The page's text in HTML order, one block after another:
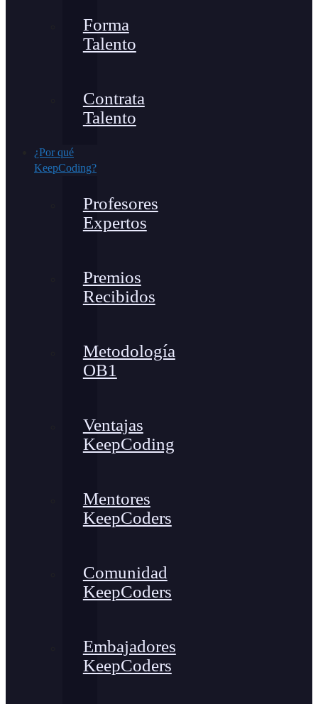
Forma
Talento
Contrata
Talento
¿Por qué
KeepCoding?
Profesores
Expertos
Premios
Recibidos
Metodología
OB1
Ventajas
KeepCoding
Mentores
KeepCoders
Comunidad
KeepCoders
Embajadores
KeepCoders